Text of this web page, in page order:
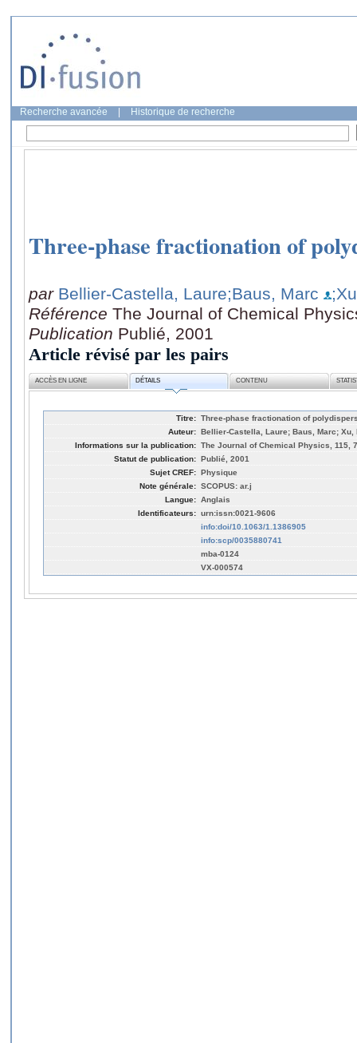
Recherche avancée Historique de recherche
Three-phase fractionation of
par Bellier-Castella, Laure;Baus, Marc
Référence The Journal of Chemical
Publication Publié, 2001
Article révisé par les pairs
ACCÈS EN LIGNE DÉTAILS CONTENU
Titre: Three-phase fractionation of
Auteur: Bellier-Castella, Laure; Baus, Marc; Xu,
Informations sur la publication: The Journal of Chemical Physics, 115,
Statut de publication: Publié, 2001
Sujet CREF: Physique
Note générale: SCOPUS: ar.j
Langue: Anglais
Identificateurs: urn:issn:0021-9606
info:doi/10.1063/1.1386905
info:scp/0035880741
mba-0124
VX-000574